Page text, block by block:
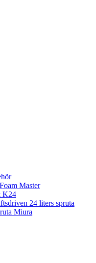
Master
K24
24 liters spruta
Miura